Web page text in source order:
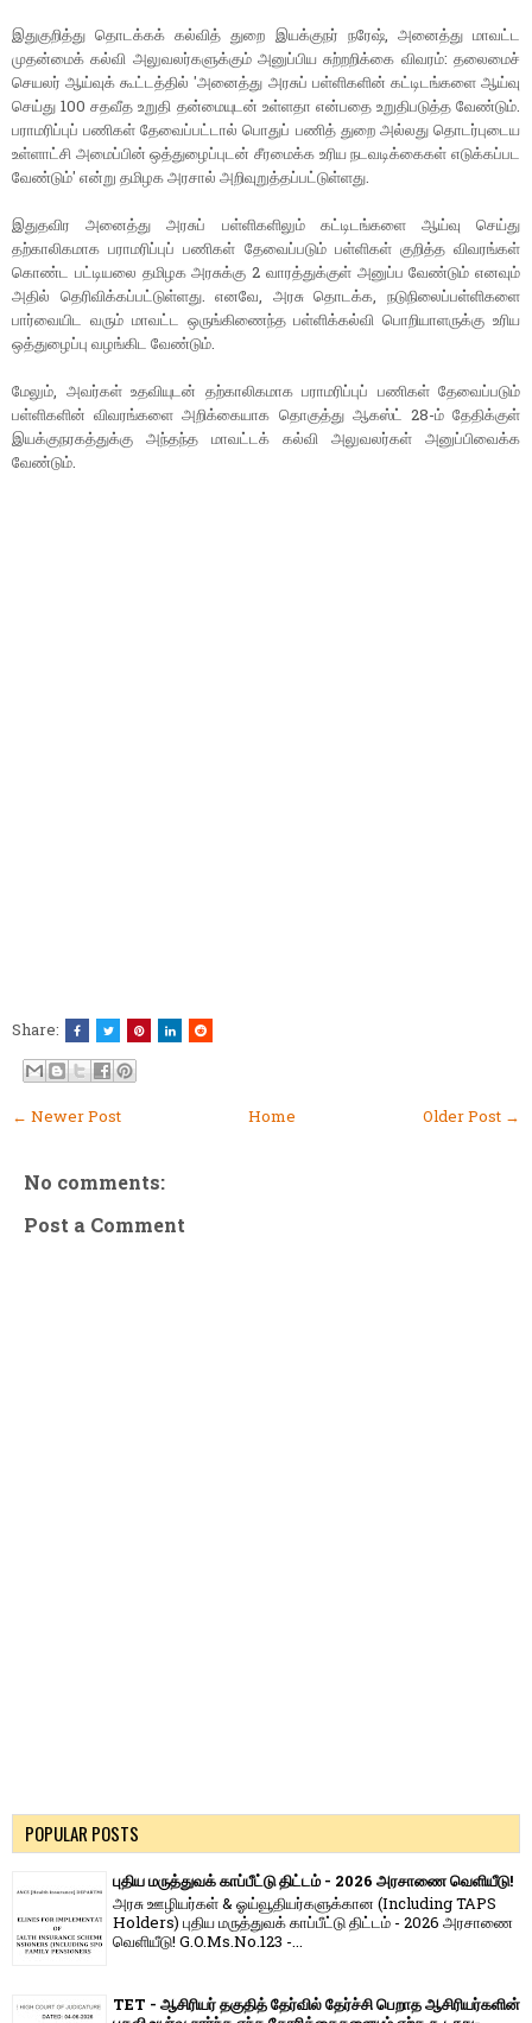
இதுகுறித்து தொடக்கக் கல்வித் துறை இயக்குநர் நரேஷ், அனைத்து மாவட்ட
முதன்மைக் கல்வி அலுவலர்களுக்கும் அனுப்பிய சுற்றறிக்கை விவரம்: தலைமைச்
செயலர் ஆய்வுக் கூட்டத்தில் 'அனைத்து அரசுப் பள்ளிகளின் கட்டிடங்களை ஆய்வு
செய்து 100 சதவீத உறுதி தன்மையுடன் உள்ளதா என்பதை உறுதிபடுத்த வேண்டும்.
பராமரிப்புப் பணிகள் தேவைப்பட்டால் பொதுப் பணித் துறை அல்லது தொடர்புடைய
உள்ளாட்சி அமைப்பின் ஒத்துழைப்புடன் சீரமைக்க உரிய நடவடிக்கைகள் எடுக்கப்பட
வேண்டும்' என்று தமிழக அரசால் அறிவுறுத்தப்பட்டுள்ளது.
இதுதவிர அனைத்து அரசுப் பள்ளிகளிலும் கட்டிடங்களை ஆய்வு செய்து
தற்காலிகமாக பராமரிப்புப் பணிகள் தேவைப்படும் பள்ளிகள் குறித்த விவரங்கள்
கொண்ட பட்டியலை தமிழக அரசுக்கு 2 வாரத்துக்குள் அனுப்ப வேண்டும் எனவும்
அதில் தெரிவிக்கப்பட்டுள்ளது. எனவே, அரசு தொடக்க, நடுநிலைப்பள்ளிகளை
பார்வையிட வரும் மாவட்ட ஒருங்கிணைந்த பள்ளிக்கல்வி பொறியாளருக்கு உரிய
ஒத்துழைப்பு வழங்கிட வேண்டும்.
மேலும், அவர்கள் உதவியுடன் தற்காலிகமாக பராமரிப்புப் பணிகள் தேவைப்படும்
பள்ளிகளின் விவரங்களை அறிக்கையாக தொகுத்து ஆகஸ்ட் 28-ம் தேதிக்குள்
இயக்குநரகத்துக்கு அந்தந்த மாவட்டக் கல்வி அலுவலர்கள் அனுப்பிவைக்க
வேண்டும்.
Share:
← Newer Post Older Post →
Home
No comments:
Post a Comment
POPULAR POSTS
புதிய மருத்துவக் காப்பீட்டு திட்டம் - 2026 அரசாணை வெளியீடு!
அரசு ஊழியர்கள் & ஓய்வூதியர்களுக்கான (Including TAPS
Holders) புதிய மருத்துவக் காப்பீட்டு திட்டம் - 2026 அரசாணை
வெளியீடு! G.O.Ms.No.123 -...
TET - ஆசிரியர் தகுதித் தேர்வில் தேர்ச்சி பெறாத ஆசிரியர்களின்